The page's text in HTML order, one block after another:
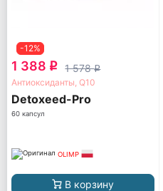
-12%
1 388 q 1 578q
Антиоксиданты, Q10
Detoxeed-Pro
60 капсул
OLIMP
В корзину